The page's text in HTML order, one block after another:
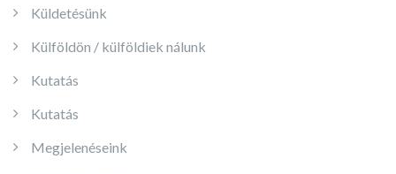
Küldetésünk
Külföldön / külföldiek nálunk
Kutatás
Kutatás
Megjelenéseink